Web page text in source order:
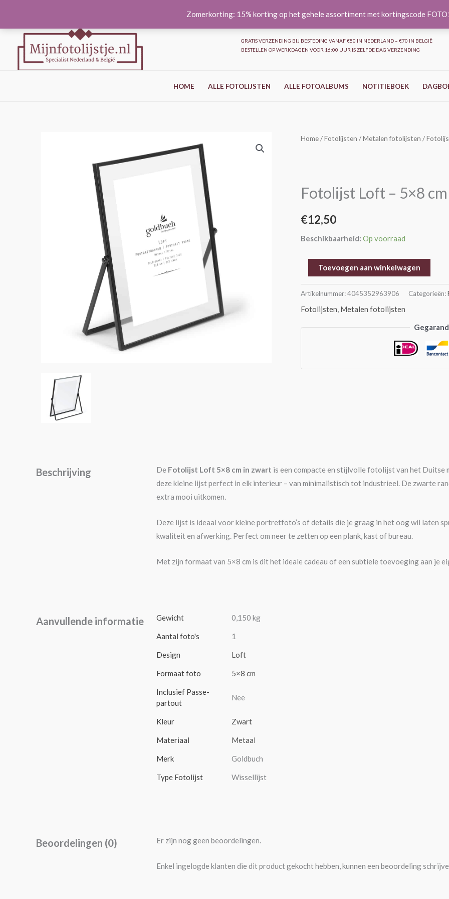
Zomerkorting: 15% korting op het gehele assortiment met kortingscode
inhoud
GRATIS VERZENDING BIJ BESTEDING VANAF €50 IN NEDERLAND – €70 IN BELGIË
BESTELLEN OP WERKDAGEN VOOR 16:00 UUR IS ZELFDE DAG VERZENDING
HOME ALLE FOTOLIJSTEN ALLE FOTOALBUMS NOTITIEBOEK
Home/Fotolijsten /Metalen fotolijsten /
Fotolijst Loft – 5×8
€12,50
Beschikbaarheid: Op voorraad
Fotolijst
cm
Zwart
Toevoegen aan winkelwagen
Artikelnummer:4045352963906 Categorieën:
Fotolijsten, Metalen fotolijsten
Beschrijving De Fotolijst Loft 5×8 cm in zwart is een compacte en stijlvolle fotolijst van het Duitse
deze kleine lijst perfect in elk interieur – van minimalistisch tot industrieel. De zwarte
extra mooi uitkomen.
Deze lijst is ideaal voor kleine portretfoto’s of details die je graag in het oog wil laten
kwaliteit en afwerking. Perfect om neer te zetten op een plank, kast of bureau.
Met zijn formaat van 5×8 cm is dit het ideale cadeau of een subtiele toevoeging aan je
Aanvullende informatie Gewicht 0,150 kg
Aantal foto's 1
Design Loft
Formaat foto 5×8 cm
Inclusief Passe-
partout
Nee
Kleur Zwart
Materiaal Metaal
Merk Goldbuch
Type Fotolijst Wissellijst
Beoordelingen (0) Er zijn nog geen beoordelingen.
Enkel ingelogde klanten die dit product gekocht hebben, kunnen een beoordeling